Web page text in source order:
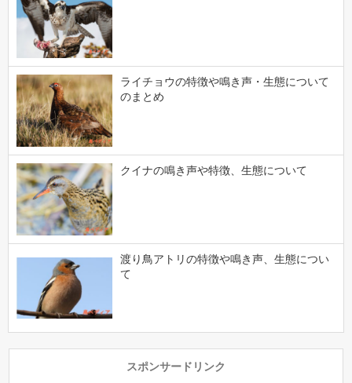
ライチョウの特徴や鳴き声・生態について
のまとめ
クイナの鳴き声や特徴、生態について
渡り鳥アトリの特徴や鳴き声、生態につい
て
スポンサードリンク